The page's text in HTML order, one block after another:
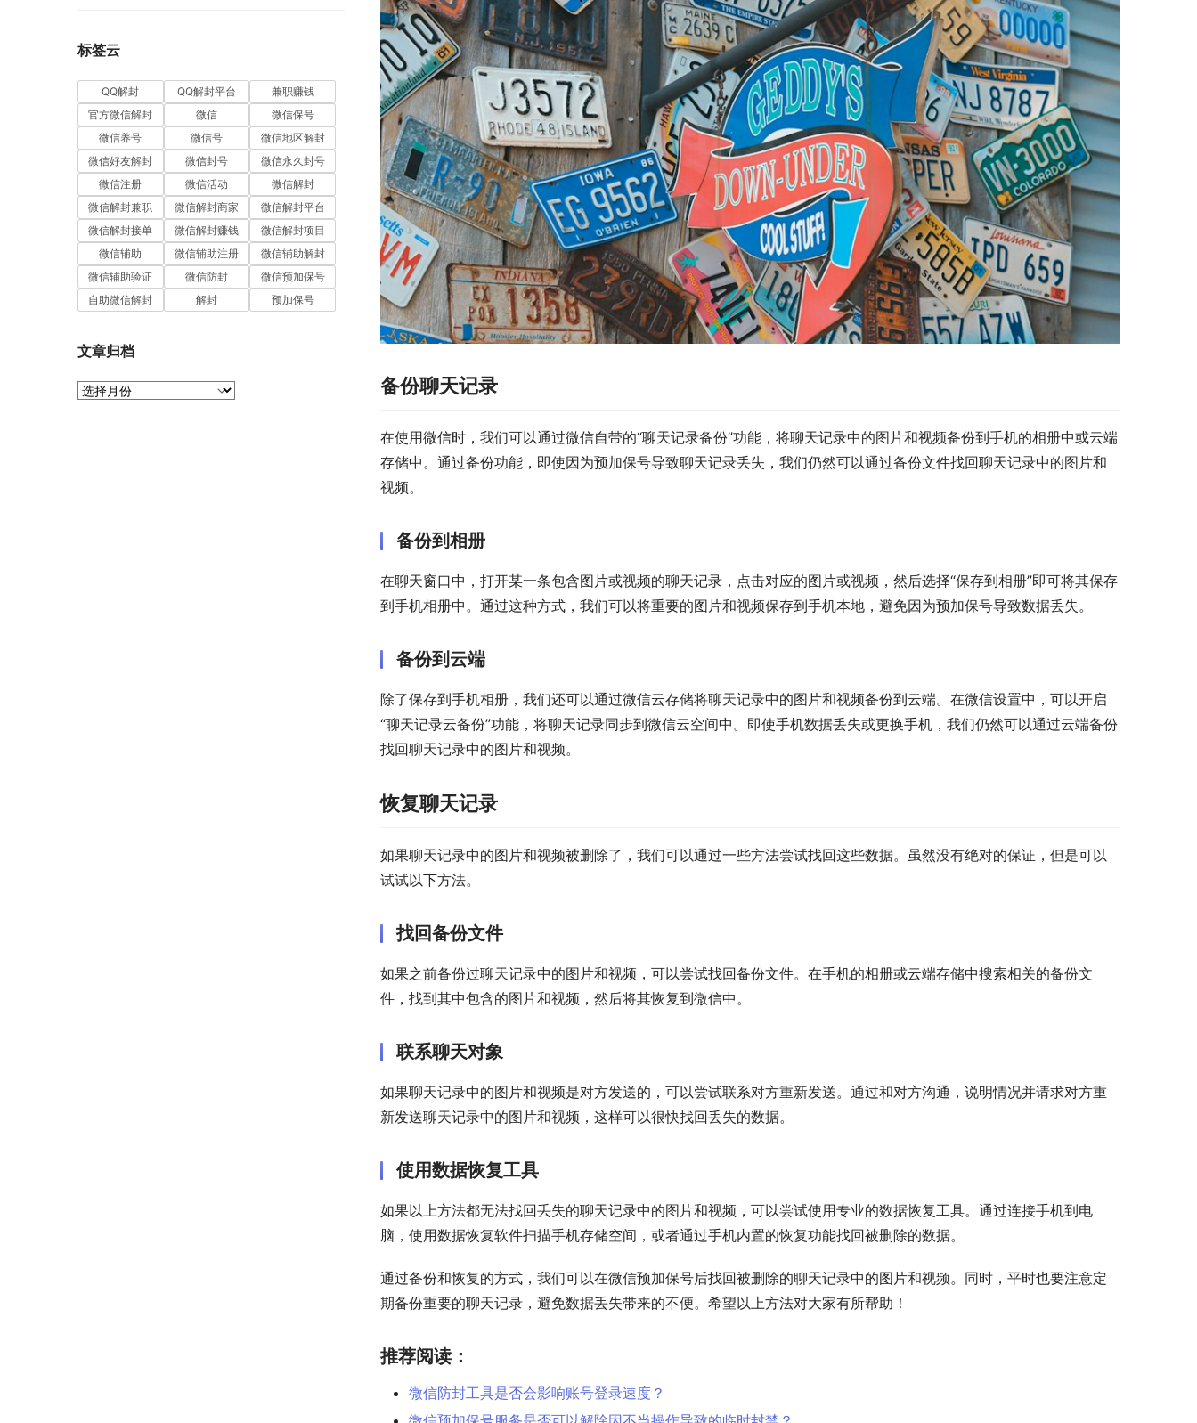
备份聊天记录
在使用微信时，我们可以通过微信自带的“聊天记录备份”功能，将聊天记录中的图片和视频备份到手机的相册中或云端
存储中。通过备份功能，即使因为预加保号导致聊天记录丢失，我们仍然可以通过备份文件找回聊天记录中的图片和
视频。
备份到相册
在聊天窗口中，打开某一条包含图片或视频的聊天记录，点击对应的图片或视频，然后选择“保存到相册”即可将其保存
到手机相册中。通过这种方式，我们可以将重要的图片和视频保存到手机本地，避免因为预加保号导致数据丢失。
备份到云端
除了保存到手机相册，我们还可以通过微信云存储将聊天记录中的图片和视频备份到云端。在微信设置中，可以开启
“聊天记录云备份”功能，将聊天记录同步到微信云空间中。即使手机数据丢失或更换手机，我们仍然可以通过云端备份
找回聊天记录中的图片和视频。
恢复聊天记录
如果聊天记录中的图片和视频被删除了，我们可以通过一些方法尝试找回这些数据。虽然没有绝对的保证，但是可以
试试以下方法。
找回备份文件
如果之前备份过聊天记录中的图片和视频，可以尝试找回备份文件。在手机的相册或云端存储中搜索相关的备份文
件，找到其中包含的图片和视频，然后将其恢复到微信中。
联系聊天对象
如果聊天记录中的图片和视频是对方发送的，可以尝试联系对方重新发送。通过和对方沟通，说明情况并请求对方重
新发送聊天记录中的图片和视频，这样可以很快找回丢失的数据。
使用数据恢复工具
如果以上方法都无法找回丢失的聊天记录中的图片和视频，可以尝试使用专业的数据恢复工具。通过连接手机到电
脑，使用数据恢复软件扫描手机存储空间，或者通过手机内置的恢复功能找回被删除的数据。
通过备份和恢复的方式，我们可以在微信预加保号后找回被删除的聊天记录中的图片和视频。同时，平时也要注意定
期备份重要的聊天记录，避免数据丢失带来的不便。希望以上方法对大家有所帮助！
推荐阅读：
微信防封工具是否会影响账号登录速度？
标签云
QQ解封 QQ解封平台
兼职赚钱
官方微信解封
微信
微信保号
微信养号
微信号
微信地区解封
微信好友解封
微信封号
微信永久封号
微信注册
微信活动
微信解封
微信解封兼职
微信解封商家
微信解封平台
微信解封接单
微信解封赚钱
微信解封项目
微信辅助
微信辅助注册
微信辅助解封
微信辅助验证
微信防封
微信预加保号
自助微信解封
解封 预加保号
文章归档
文